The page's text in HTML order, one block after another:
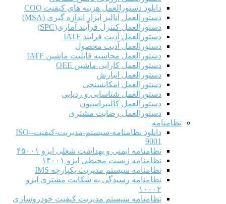
دانلود دستورالعمل هزینه های کیفیت COQ
دستورالعمل آنالیز ابزار اندازه گیری (MSA)
دستورالعمل کنترل فرآیند آماری(SPC)
دستورالعمل آدیت فرایند IATF
دستورالعمل آدیت محصول
دستورالعمل محاسبه قابلیت ماشین IATF
دستورالعمل کارایی ماشین OEE
دستورالعمل انبارش
دستورالعمل امکانسنجی
دستورالعمل شناسایی و ردیابی
دستورالعمل کالیبراسیون
دستورالعمل رضایت مشتری
نظامنامه
دانلود نظامنامه-سیستم-مدیریت-کیفیت-ISO-
9001
نظامنامه ایمنی و بهداشت شغلی ایزو ۴۵۰۰۱
نظامنامه زیست محیطی ایزو ۱۴۰۰۱
نظامنامه سیستم مدیریت یکپارچه IMS
نظامنامه رسیدگی به شکایت مشتری ایزو
۱۰۰۰۲
نظامنامه سیستم مدیریت کیفیت خودروسازی